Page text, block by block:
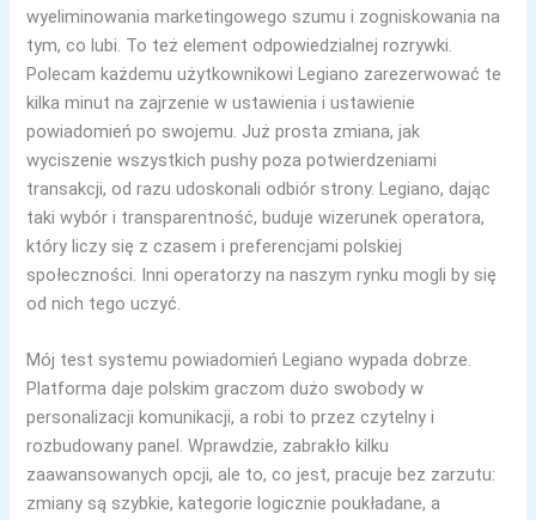
wyeliminowania marketingowego szumu i zogniskowania na
tym, co lubi. To też element odpowiedzialnej rozrywki.
Polecam każdemu użytkownikowi Legiano zarezerwować te
kilka minut na zajrzenie w ustawienia i ustawienie
powiadomień po swojemu. Już prosta zmiana, jak
wyciszenie wszystkich pushy poza potwierdzeniami
transakcji, od razu udoskonali odbiór strony. Legiano, dając
taki wybór i transparentność, buduje wizerunek operatora,
który liczy się z czasem i preferencjami polskiej
społeczności. Inni operatorzy na naszym rynku mogli by się
od nich tego uczyć.
Mój test systemu powiadomień Legiano wypada dobrze.
Platforma daje polskim graczom dużo swobody w
personalizacji komunikacji, a robi to przez czytelny i
rozbudowany panel. Wprawdzie, zabrakło kilku
zaawansowanych opcji, ale to, co jest, pracuje bez zarzutu:
zmiany są szybkie, kategorie logicznie poukładane, a